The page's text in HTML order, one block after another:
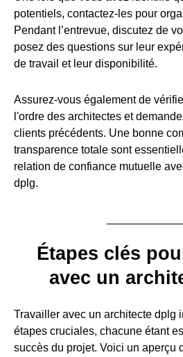
potentiels, contactez-les pour
Pendant l’entrevue, discutez de
posez des questions sur leur
de travail et leur disponibilité.
Assurez-vous également de
l'ordre des architectes et
clients précédents. Une bonne
transparence totale sont
relation de confiance mutuelle
dplg.
Étapes clés
avec un
Travailler avec un architecte dplg
étapes cruciales, chacune étant
succès du projet. Voici un aperçu